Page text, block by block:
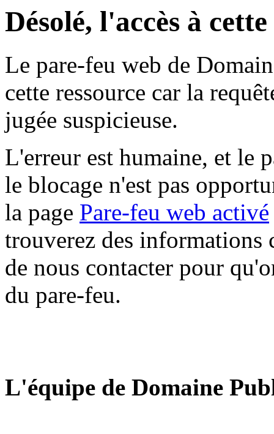
Désolé, l'accès à
Le pare-feu web de
cette ressource car la
jugée suspicieuse.
L'erreur est humaine, et le
le blocage n'est pas
la page Pare-feu web activé
trouverez des informations
de nous contacter pour
du pare-feu.
L'équipe de Domaine